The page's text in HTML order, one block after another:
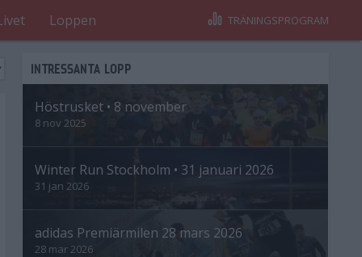
Loppen TRÄNINGSPROGRAM
INTRESSANTA LOPP
Höstrusket • 8 november
8 nov 2025
Winter Run Stockholm • 31 januari 2026
31 jan 2026
adidas Premiärmilen 28 mars 2026
28 mar 2026